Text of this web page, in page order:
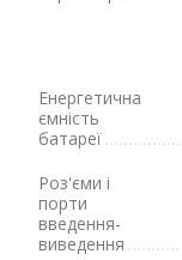
Енергетична
ємність
батареї
Роз'єми і
порти
введення-
виведення